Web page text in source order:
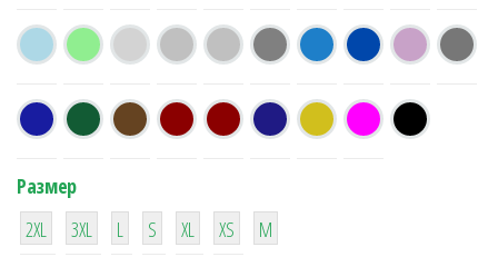
Размер
38
2XL
16
3XL
42
L
42
S
42
XL XS
М